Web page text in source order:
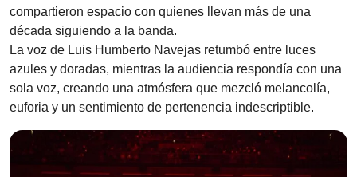
compartieron espacio con quienes llevan más de una
década siguiendo a la banda.
La voz de Luis Humberto Navejas retumbó entre luces
azules y doradas, mientras la audiencia respondía con una
sola voz, creando una atmósfera que mezcló melancolía,
euforia y un sentimiento de pertenencia indescriptible.